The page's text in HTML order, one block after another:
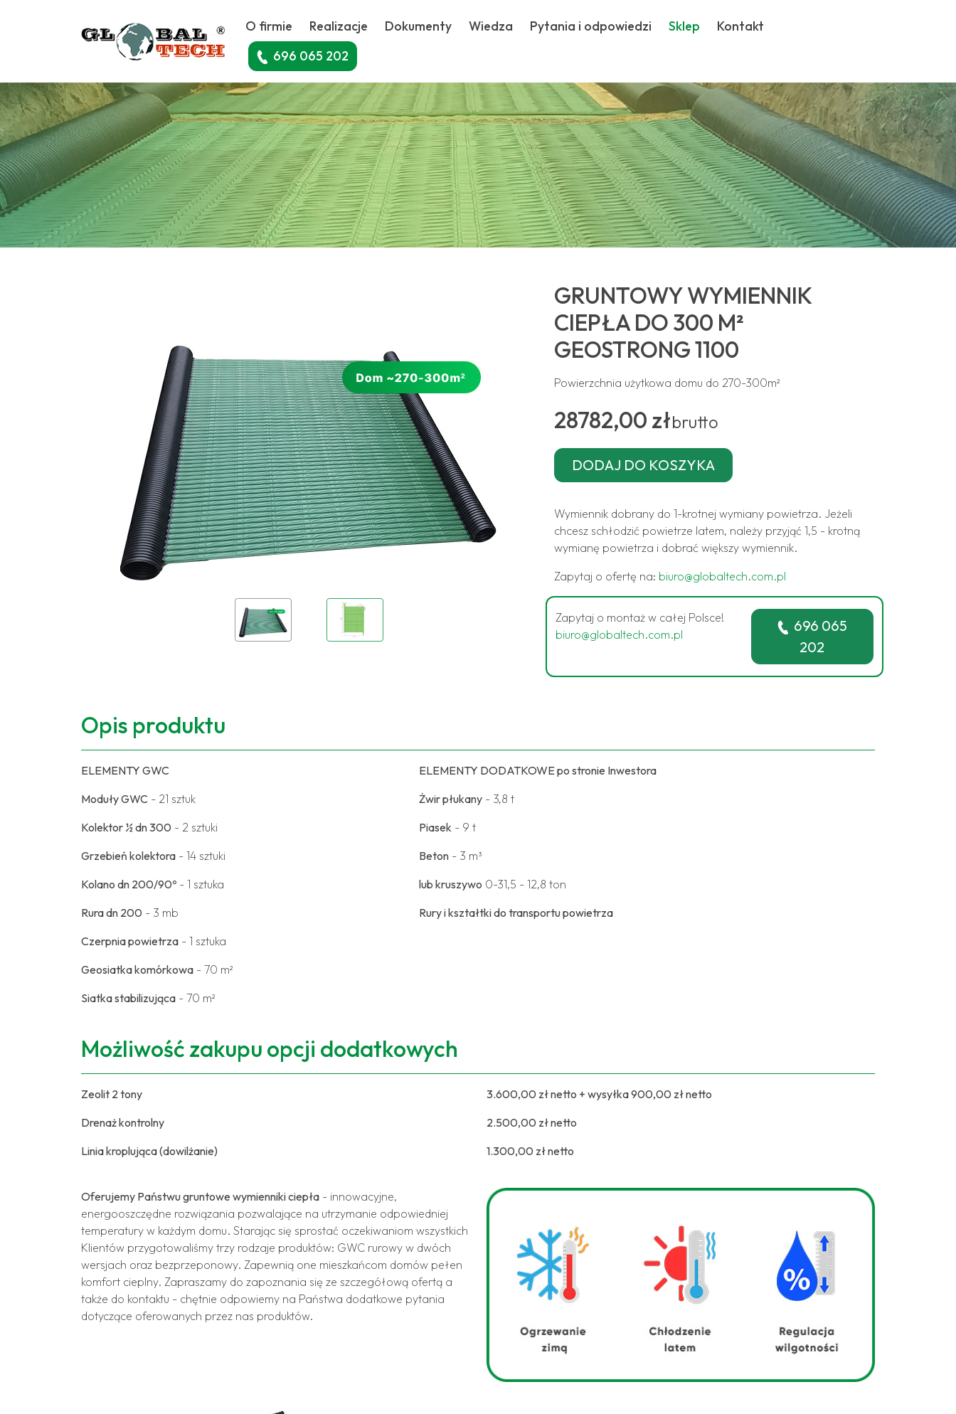
O firmie Realizacje Dokumenty Wiedza Pytania i odpowiedzi Sklep
Kontakt
696 065 202
GRUNTOWY WYMIENNIK
CIEPŁA DO 300 M²
GEOSTRONG 1100
Powierzchnia użytkowa domu do 270-300m²
28782,00 złbrutto
Wymiennik dobrany do 1-krotnej wymiany powietrza. Jeżeli
chcesz schłodzić powietrze latem, należy przyjąć 1,5 - krotną
wymianę powietrza i dobrać większy wymiennik.
Zapytaj o ofertę na: biuro@globaltech.com.pl
Zapytaj o montaż w całej Polsce!
biuro@globaltech.com.pl
696 065
202
Opis produktu
ELEMENTY GWC
Moduły GWC - 21 sztuk
Kolektor ½ dn 300 - 2 sztuki
Grzebień kolektora - 14 sztuki
Kolano dn 200/90º - 1 sztuka
Rura dn 200 - 3 mb
Czerpnia powietrza - 1 sztuka
Geosiatka komórkowa - 70 m²
Siatka stabilizująca - 70 m²
ELEMENTY DODATKOWE po stronie Inwestora
Żwir płukany - 3,8 t
Piasek - 9 t
Beton - 3 m³
lub kruszywo 0-31,5 - 12,8 ton
Rury i kształtki do transportu powietrza
Możliwość zakupu opcji dodatkowych
Zeolit 2 tony
Drenaż kontrolny
Linia kroplująca (dowilżanie)
3.600,00 zł netto + wysyłka 900,00 zł netto
2.500,00 zł netto
1.300,00 zł netto
Oferujemy Państwu gruntowe wymienniki ciepła - innowacyjne,
energooszczędne rozwiązania pozwalające na utrzymanie odpowiedniej
temperatury w każdym domu. Starając się sprostać oczekiwaniom wszystkich
Klientów przygotowaliśmy trzy rodzaje produktów: GWC rurowy w dwóch
wersjach oraz bezprzeponowy. Zapewnią one mieszkańcom domów pełen
komfort cieplny. Zapraszamy do zapoznania się ze szczegółową ofertą a
także do kontaktu - chętnie odpowiemy na Państwa dodatkowe pytania
dotyczące oferowanych przez nas produktów.